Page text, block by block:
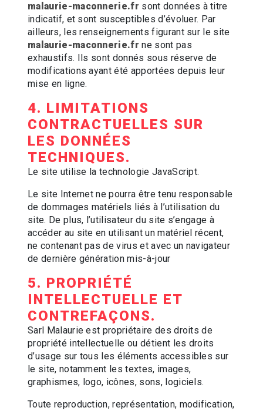
malaurie-maconnerie.fr sont données à titre
indicatif, et sont susceptibles d’évoluer. Par
ailleurs, les renseignements figurant sur le site
malaurie-maconnerie.fr ne sont pas
exhaustifs. Ils sont donnés sous réserve de
modifications ayant été apportées depuis leur
mise en ligne.
4. LIMITATIONS
CONTRACTUELLES SUR
LES DONNÉES
TECHNIQUES.
Le site utilise la technologie JavaScript.
Le site Internet ne pourra être tenu responsable
de dommages matériels liés à l’utilisation du
site. De plus, l’utilisateur du site s’engage à
accéder au site en utilisant un matériel récent,
ne contenant pas de virus et avec un navigateur
de dernière génération mis-à-jour
5. PROPRIÉTÉ
INTELLECTUELLE ET
CONTREFAÇONS.
Sarl Malaurie est propriétaire des droits de
propriété intellectuelle ou détient les droits
d’usage sur tous les éléments accessibles sur
le site, notamment les textes, images,
graphismes, logo, icônes, sons, logiciels.
Toute reproduction, représentation, modification,